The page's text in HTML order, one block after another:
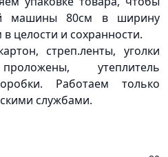
машины 80см в ширину
целости и сохранности.
стреп.ленты, уголки
утеплитель
Работаем только
службами.